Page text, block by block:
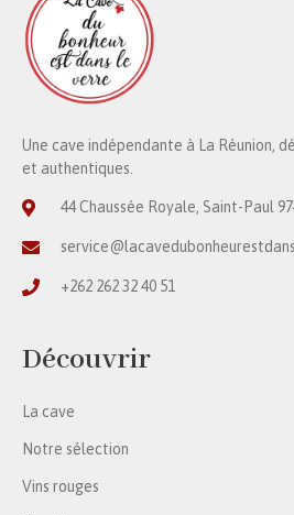
Une cave indépendante à La Réunion,
et authentiques.
44 Chaussée Royale, Saint-Paul
+262 262 32 40 51
Découvrir
La cave
Notre sélection
Vins rouges